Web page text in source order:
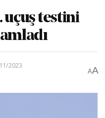
uçuş testini
2023
AA